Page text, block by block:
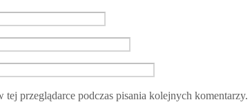
tej przeglądarce podczas pisania kolejnych komentarzy.